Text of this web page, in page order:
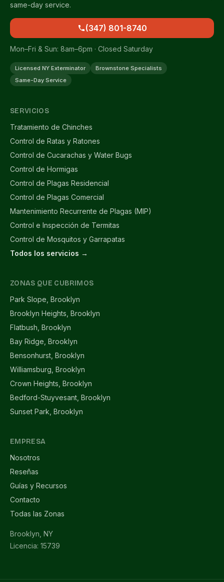
same-day service.
(347) 801-8740
Mon–Fri & Sun: 8am–6pm · Closed Saturday
Licensed NY Exterminator
Brownstone Specialists
Same-Day Service
SERVICIOS
Tratamiento de Chinches
Control de Ratas y Ratones
Control de Cucarachas y Water Bugs
Control de Hormigas
Control de Plagas Residencial
Control de Plagas Comercial
Mantenimiento Recurrente de Plagas (MIP)
Control e Inspección de Termitas
Control de Mosquitos y Garrapatas
Todos los servicios →
ZONAS QUE CUBRIMOS
Park Slope, Brooklyn
Brooklyn Heights, Brooklyn
Flatbush, Brooklyn
Bay Ridge, Brooklyn
Bensonhurst, Brooklyn
Williamsburg, Brooklyn
Crown Heights, Brooklyn
Bedford-Stuyvesant, Brooklyn
Sunset Park, Brooklyn
EMPRESA
Nosotros
Reseñas
Guías y Recursos
Contacto
Todas las Zonas
Brooklyn, NY
Licencia: 15739